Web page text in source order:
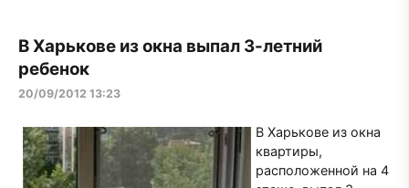
В Харькове из окна выпал 3-летний
ребенок
20/09/2012 13:23
В Харькове из окна
квартиры,
расположенной на 4